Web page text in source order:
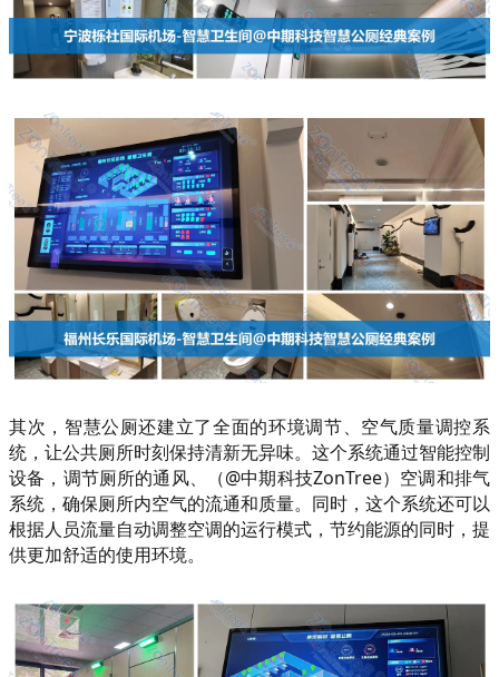
其次，智慧公厕还建立了全面的环境调节、空气质量调控系
统，让公共厕所时刻保持清新无异味。这个系统通过智能控制
设备，调节厕所的通风、（@中期科技ZonTree）空调和排气
系统，确保厕所内空气的流通和质量。同时，这个系统还可以
根据人员流量自动调整空调的运行模式，节约能源的同时，提
供更加舒适的使用环境。